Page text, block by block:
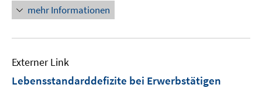
mehr Informationen
Externer Link
Lebensstandarddefizite bei Erwerbstätigen